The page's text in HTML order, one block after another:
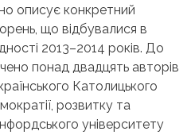
описує конкретний
що відбувалися в
2013–2014 років. До
понад двадцять авторів
Католицького
розвитку та
університету